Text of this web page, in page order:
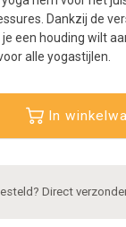
Dankzij de
een houding wilt
alle yogastijlen.
In
Direct